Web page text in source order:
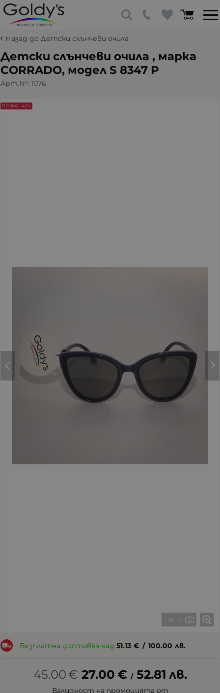
Назад до Детски слънчеви очила
Детски слънчеви очила , марка
CORRADO, модел S 8347 P
Арт.№: 1076
1 от 6
ПРОМО -40%
Безплатна доставка над 51.13 € / 100.00 лв.
45.00€ 27.00 € / 52.81 лв.
Валидност на промоцията от